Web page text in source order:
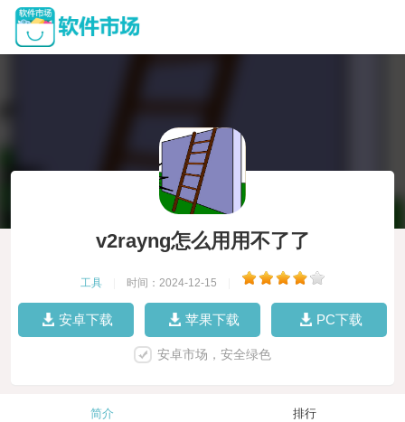
v2rayng怎么用用不了了
工具 时间：2024-12-15
安卓下载 苹果下载 PC下载
安卓市场，安全绿色
简介 排行